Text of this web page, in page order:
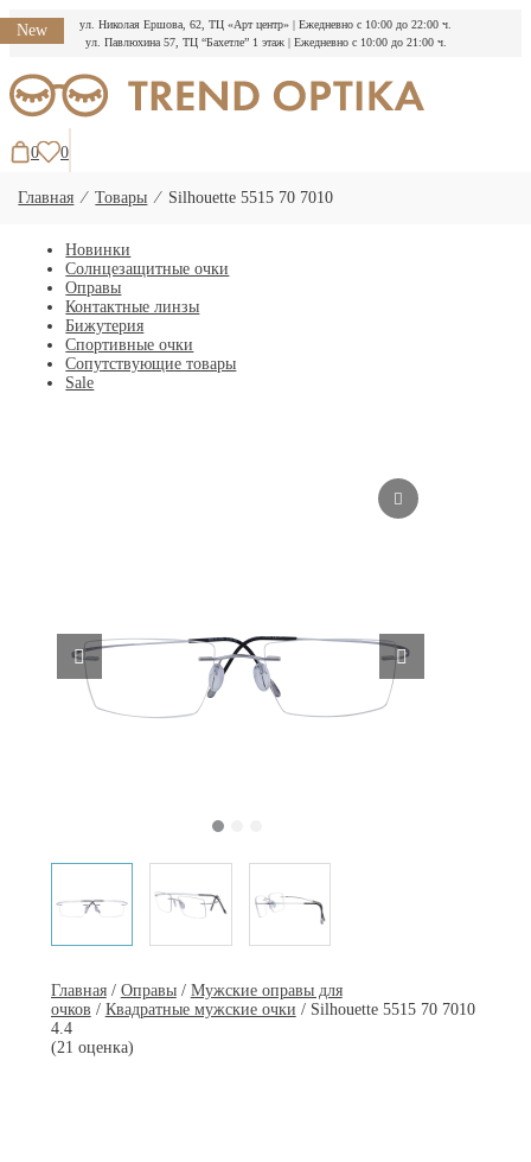
ул. Николая Ершова, 62, ТЦ «Арт центр» | Ежедневно с 10:00 до 22:00 ч.
ул. Павлюхина 57, ТЦ “Бахетле” 1 этаж | Ежедневно с 10:00 до 21:00 ч.
к
содержимому
0 0
Главная ⁄Товары ⁄ Silhouette 5515 70 7010
Новинки
Солнцезащитные очки
Оправы
Контактные линзы
Бижутерия
Спортивные очки
Сопутствующие товары
Sale
New
Главная/ Оправы/ Мужские оправы для
очков / Квадратные мужские очки / Silhouette 5515 70 7010
4.4
(21 оценка)